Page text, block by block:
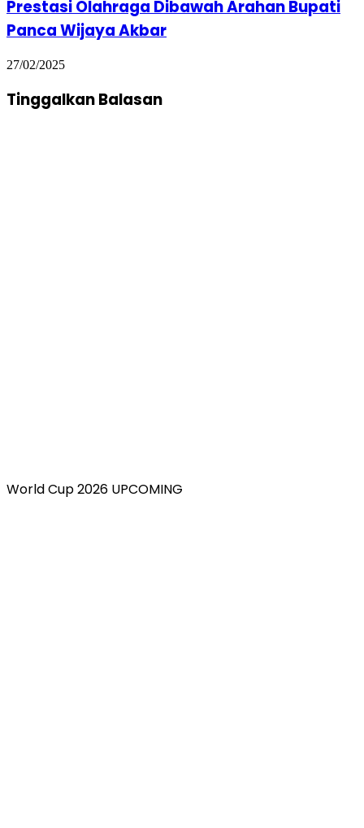
Prestasi Olahraga Dibawah Arahan Bupati
Panca Wijaya Akbar
27/02/2025
Tinggalkan Balasan
World Cup 2026 UPCOMING